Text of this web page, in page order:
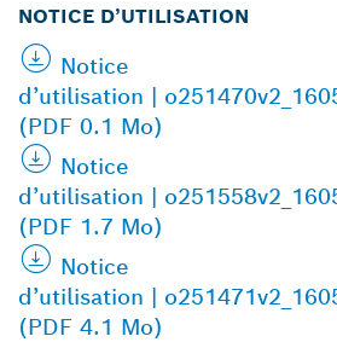
NOTICE D’UTILISATION
Notice
d’utilisation |
(PDF 0.1 Mo)
Notice
d’utilisation |
(PDF 1.7 Mo)
Notice
d’utilisation |
(PDF 4.1 Mo)